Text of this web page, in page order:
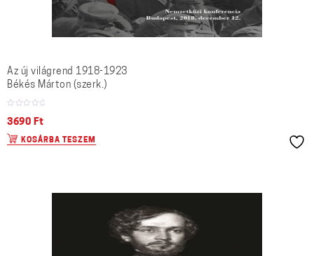
Az új világrend 1918-1923
Békés Márton (szerk.)
3690 Ft
KOSÁRBA TESZEM